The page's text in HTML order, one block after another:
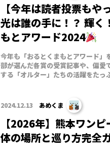
【今年は読者投票もや
光は誰の手に！？ 輝く
もとアワード2024
今年も「おるとくまもとアワード」
部が選んだ各賞の受賞記事や、偏愛
する「オルター」たちの活躍をたっ
2024.12.13 あめくま
【2026年】熊本ワン
体の場所と巡り方完全